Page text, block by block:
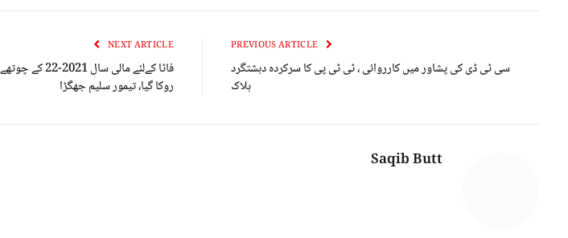
سی ٹی ڈی کی پشاور میں کارروائی ، ٹی ٹی پی کا سرکردہ دہشتگرد
ہلاک
NEXT ARTICLE
روکا گیا، تیمور سلیم جھگڑا
Saqib Butt